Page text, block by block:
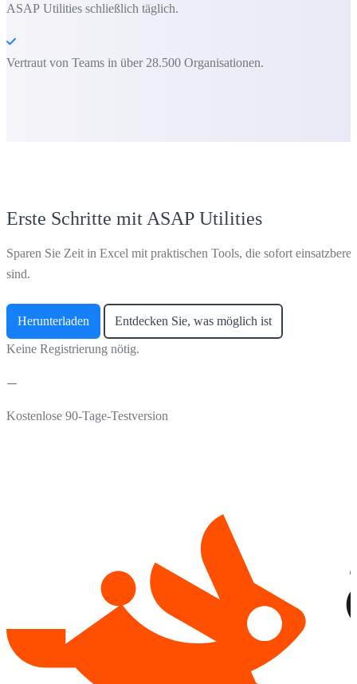
ASAP Utilities schließlich täglich.
Vertraut von Teams in über 28.500 Organisationen.
Erste Schritte mit ASAP Utilities
Sparen Sie Zeit in Excel mit praktischen Tools, die sofort einsatzbereit
sind.
Herunterladen Entdecken Sie, was möglich ist
Keine Registrierung nötig.
Kostenlose 90-Tage-Testversion